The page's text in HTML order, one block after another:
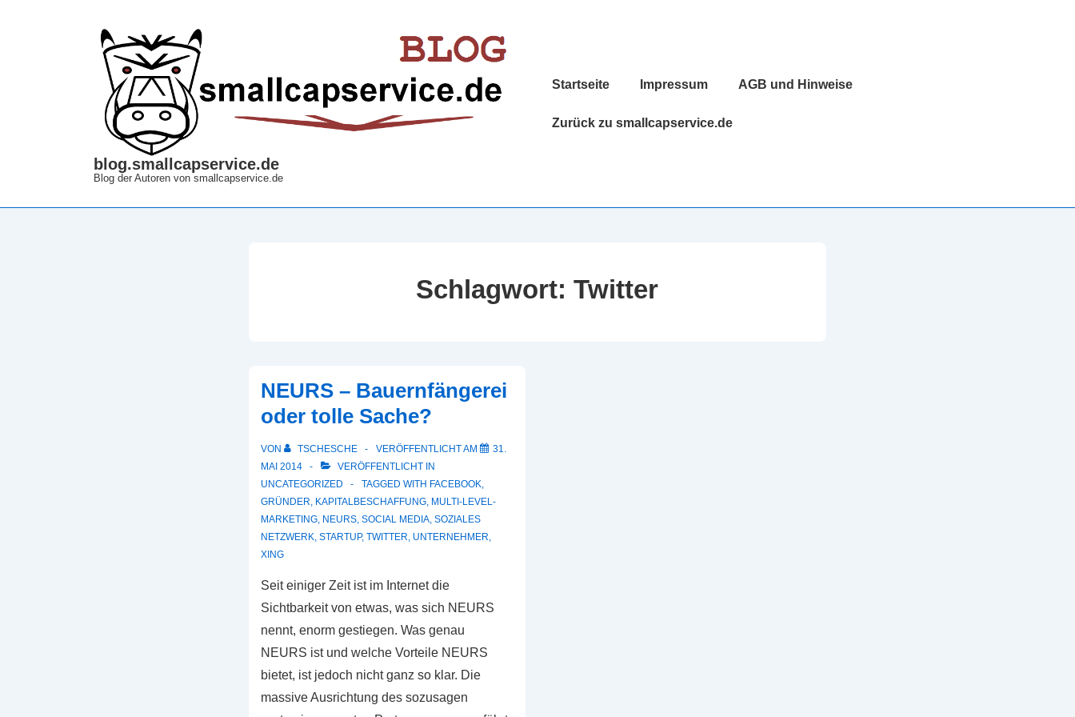
blog.smallcapservice.de
Blog der Autoren von smallcapservice.de
Hauptnavigation
Startseite Impressum AGB und Hinweise
Zurück zu smallcapservice.de
Schlagwort:Twitter
NEURS – Bauernfängerei
oder tolle Sache?
VON TSCHESCHE VERÖFFENTLICHT AM
31.
MAI 2014
VERÖFFENTLICHT IN
UNCATEGORIZED
TAGGED WITH FACEBOOK,
GRÜNDER, KAPITALBESCHAFFUNG, MULTI-LEVEL-
MARKETING, NEURS, SOCIAL MEDIA, SOZIALES
NETZWERK, STARTUP, TWITTER, UNTERNEHMER,
XING
Seit einiger Zeit ist im Internet die
Sichtbarkeit von etwas, was sich NEURS
nennt, enorm gestiegen. Was genau
NEURS ist und welche Vorteile NEURS
bietet, ist jedoch nicht ganz so klar. Die
massive Ausrichtung des sozusagen